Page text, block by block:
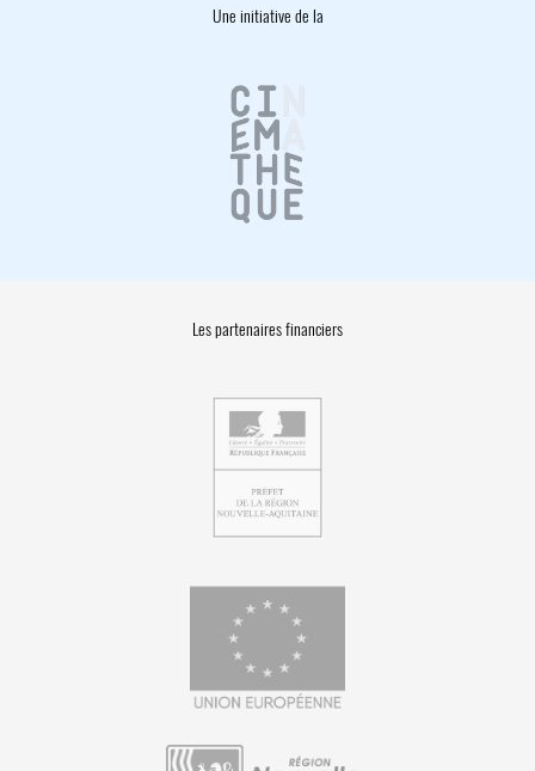
Une initiative de la
Les partenaires financiers